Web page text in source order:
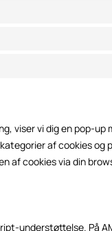
viser vi dig en pop-
af cookies
af ​​cookies via din
understøttelse. På